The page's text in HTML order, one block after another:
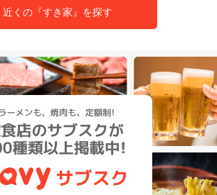
近くの『すき家』を探す